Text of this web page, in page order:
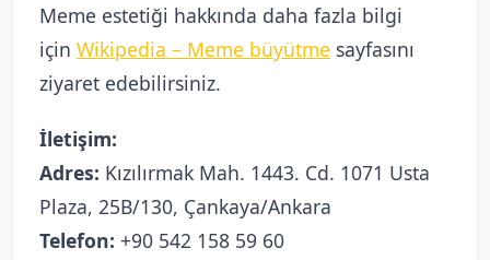
Meme estetiği hakkında daha fazla bilgi
için Wikipedia – Meme büyütme sayfasını
ziyaret edebilirsiniz.
İletişim:
Adres: Kızılırmak Mah. 1443. Cd. 1071 Usta
Plaza, 25B/130, Çankaya/Ankara
Telefon: +90 542 158 59 60